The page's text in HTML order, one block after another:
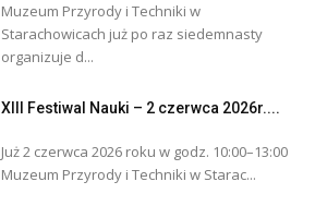
Muzeum Przyrody i Techniki w
Starachowicach już po raz siedemnasty
organizuje d...
XIII Festiwal Nauki – 2 czerwca 2026r....
Już 2 czerwca 2026 roku w godz. 10:00–13:00
Muzeum Przyrody i Techniki w Starac...